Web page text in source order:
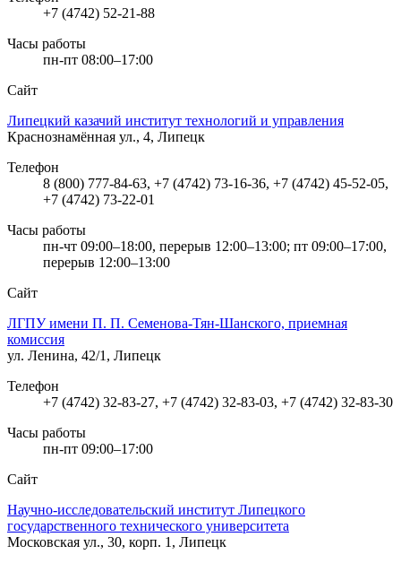
+7 (4742) 52-21-88
Часы работы
пн-пт 08:00–17:00
Сайт
Липецкий казачий институт технологий и управления
Краснознамённая ул., 4, Липецк
Телефон
8 (800) 777-84-63, +7 (4742) 73-16-36, +7 (4742) 45-52-05,
+7 (4742) 73-22-01
Часы работы
пн-чт 09:00–18:00, перерыв 12:00–13:00; пт 09:00–17:00,
перерыв 12:00–13:00
Сайт
ЛГПУ имени П. П. Семенова-Тян-Шанского, приемная
комиссия
ул. Ленина, 42/1, Липецк
Телефон
+7 (4742) 32-83-27, +7 (4742) 32-83-03, +7 (4742) 32-83-30
Часы работы
пн-пт 09:00–17:00
Сайт
Научно-исследовательский институт Липецкого
государственного технического университета
Московская ул., 30, корп. 1, Липецк